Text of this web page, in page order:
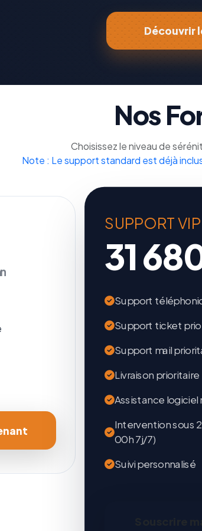
Découvrir
Nos
Choisissez le niveau de
Note : Le support standard est déjà
SUPPORT VIP
31
Support
Support ticket
Support mail
Livraison prioritaire
Assistance logiciel
Intervention sous
00h 7j/7)
Suivi personnalisé